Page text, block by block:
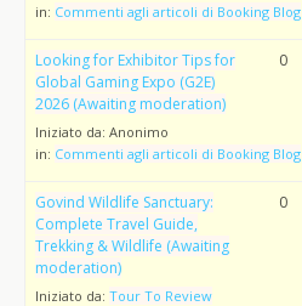
in: Commenti agli articoli di Booking Blog
Looking for Exhibitor Tips for
Global Gaming Expo (G2E)
2026 (Awaiting moderation)
Iniziato da: Anonimo
in: Commenti agli articoli di Booking Blog
0
Govind Wildlife Sanctuary:
Complete Travel Guide,
Trekking & Wildlife (Awaiting
moderation)
Iniziato da: Tour To Review
0